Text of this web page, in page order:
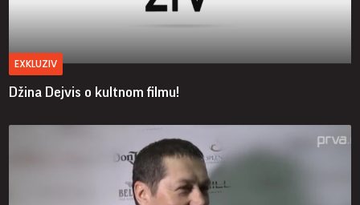
EXKLUZIV
Džina Dejvis o kultnom filmu!